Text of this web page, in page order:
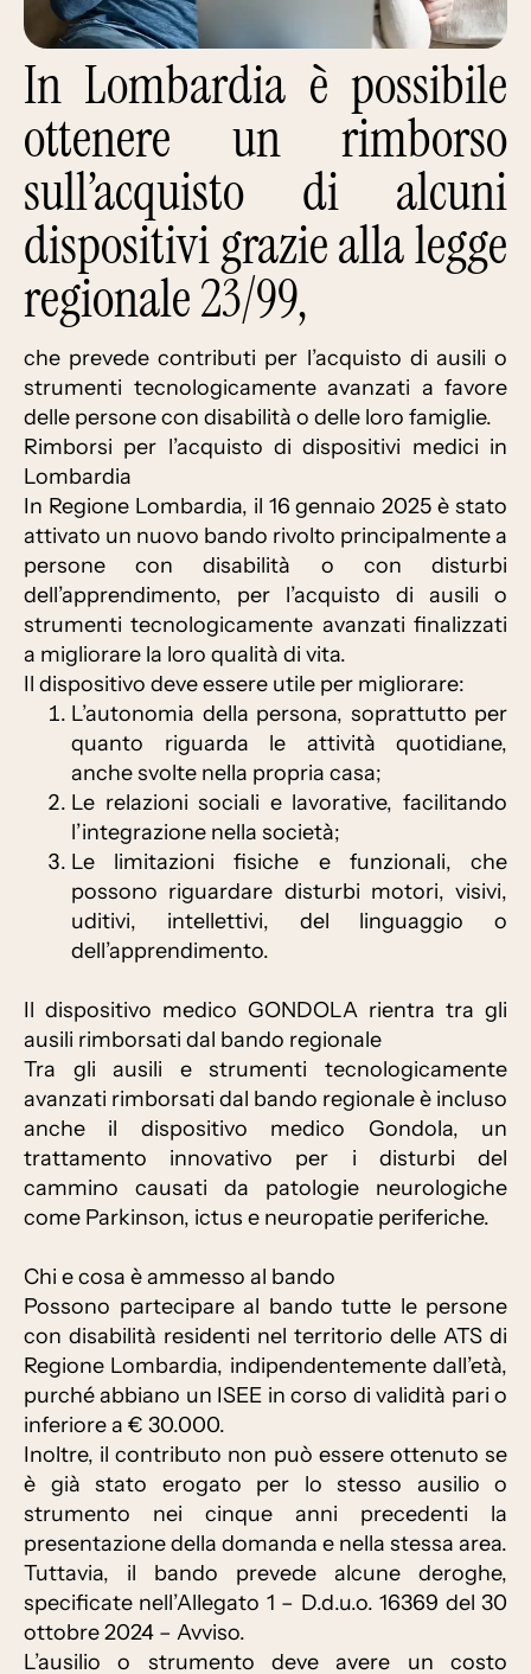
In Lombardia è possibile
ottenere un rimborso
sull’acquisto di alcuni
dispositivi grazie alla legge
regionale 23/99,
che prevede contributi per l’acquisto di ausili o
strumenti tecnologicamente avanzati a favore
delle persone con disabilità o delle loro famiglie.
Rimborsi per l’acquisto di dispositivi medici in
Lombardia
In Regione Lombardia, il 16 gennaio 2025 è stato
attivato un nuovo bando rivolto principalmente a
persone con disabilità o con disturbi
dell’apprendimento, per l’acquisto di ausili o
strumenti tecnologicamente avanzati finalizzati
a migliorare la loro qualità di vita.
Il dispositivo deve essere utile per migliorare:
L’autonomia della persona, soprattutto per
quanto riguarda le attività quotidiane,
anche svolte nella propria casa;
Le relazioni sociali e lavorative, facilitando
l’integrazione nella società;
Le limitazioni fisiche e funzionali, che
possono riguardare disturbi motori, visivi,
uditivi, intellettivi, del linguaggio o
dell’apprendimento.
Il dispositivo medico GONDOLA rientra tra gli
ausili rimborsati dal bando regionale
Tra gli ausili e strumenti tecnologicamente
avanzati rimborsati dal bando regionale è incluso
anche il dispositivo medico Gondola, un
trattamento innovativo per i disturbi del
cammino causati da patologie neurologiche
come Parkinson, ictus e neuropatie periferiche.
Chi e cosa è ammesso al bando
Possono partecipare al bando tutte le persone
con disabilità residenti nel territorio delle ATS di
Regione Lombardia, indipendentemente dall’età,
purché abbiano un ISEE in corso di validità pari o
inferiore a € 30.000.
Inoltre, il contributo non può essere ottenuto se
è già stato erogato per lo stesso ausilio o
strumento nei cinque anni precedenti la
presentazione della domanda e nella stessa area.
Tuttavia, il bando prevede alcune deroghe,
specificate nell’Allegato 1 – D.d.u.o. 16369 del 30
ottobre 2024 – Avviso.
L’ausilio o strumento deve avere un costo